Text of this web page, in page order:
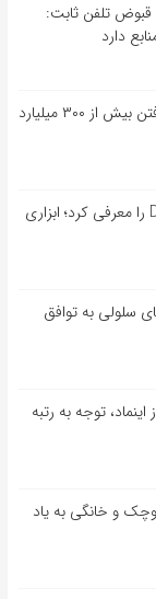
قبوض تلفن ثابت:
دارد
احتمال خروج رایتل از بازار / از دست رفتن بیش از ۳۰۰ میلیارد
دیپ‌مایند هوش مصنوعی Dramatron را معرفی کرد؛ ابزاری
سلولی به توافق
توجه به رتبه
و خانگی به یاد